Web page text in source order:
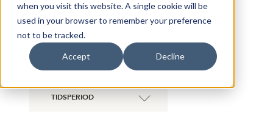
when you visit this website. A single cookie will be
used in your browser to remember your preference
not to be tracked.
Accept Decline
GOMERO
×
KATEGORI
TIDSPERIOD